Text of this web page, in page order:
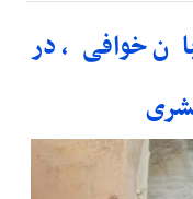
خوافی، در